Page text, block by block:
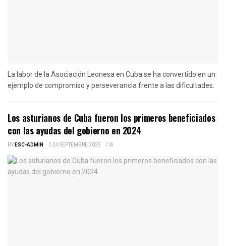
La labor de la Asociación Leonesa en Cuba se ha convertido en un
ejemplo de compromiso y perseverancia frente a las dificultades.
Los asturianos de Cuba fueron los primeros beneficiados
con las ayudas del gobierno en 2024
BYESC-ADMIN 24 SEPTEMBRE 2025 0